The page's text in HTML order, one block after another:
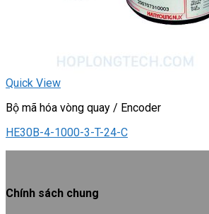
Quick View
Bộ mã hóa vòng quay / Encoder
HE30B-4-1000-3-T-24-C
Chính sách chung